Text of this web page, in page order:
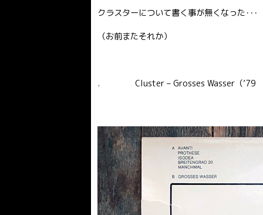
クラスターについて書く事が無くなった･･･
（お前またそれか）
. Cluster – Grosses Wasser（’79